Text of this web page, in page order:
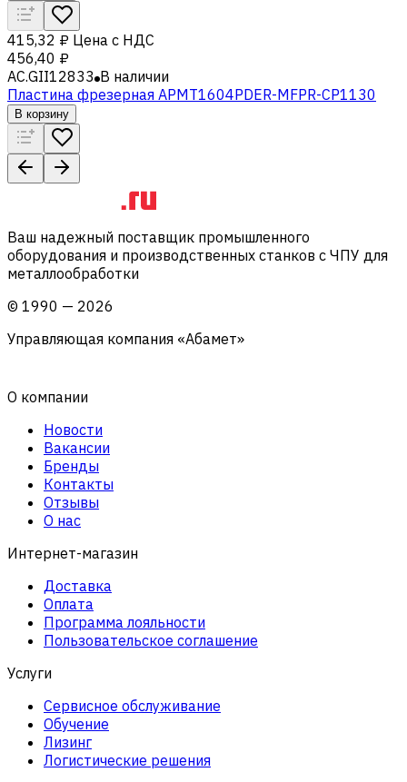
415,32 ₽ Цена с НДС
456,40 ₽
AC.GII12833 В наличии
Пластина фрезерная APMT1604PDER-MFPR-CP1130
В корзину
Ваш надежный поставщик промышленного
оборудования и производственных станков с ЧПУ для
металлообработки
© 1990 — 2026
Управляющая компания «Абамет»
О компании
Новости
Вакансии
Бренды
Контакты
Отзывы
О нас
Интернет-магазин
Доставка
Оплата
Программа лояльности
Пользовательское соглашение
Услуги
Сервисное обслуживание
Обучение
Лизинг
Логистические решения